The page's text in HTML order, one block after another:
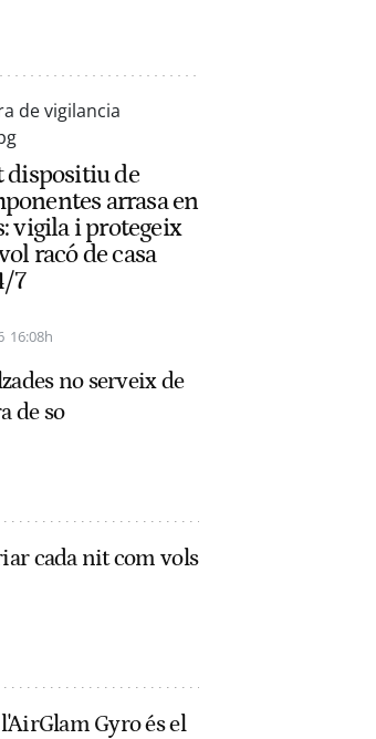
dispositiu de
arrasa en
vigila i protegeix
racó de casa
7
16:08h
no serveix de
de so
cada nit com vols
Gyro és el